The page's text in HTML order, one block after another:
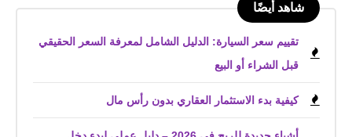
شاهد أيضًا
تقييم سعر السيارة: الدليل الشامل لمعرفة السعر الحقيقي
قبل الشراء أو البيع
كيفية بدء الاستثمار العقاري بدون رأس مال